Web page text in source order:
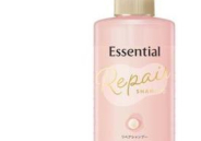
12 баллов
19 баллов
1 578.00 Р
за 1.00 мл